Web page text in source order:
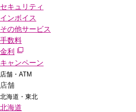
セキュリティ
インボイス
その他サービス
手数料
金利
キャンペーン
店舗・ATM
店舗
北海道・東北
北海道